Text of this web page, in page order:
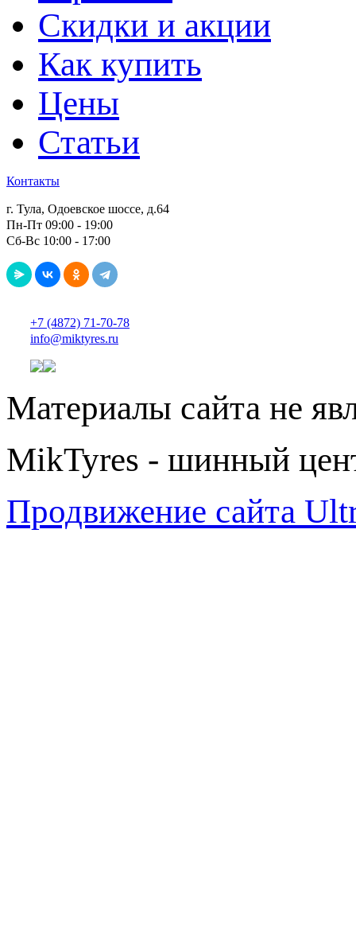
Скидки и акции
Как купить
Цены
Статьи
Контакты
г. Тула, Одоевское шоссе, д.64
Пн-Пт 09:00 - 19:00
Сб-Вс 10:00 - 17:00
+7 (4872) 71-70-78
info@miktyres.ru
Материалы сайта не
MikTyres - шинный
Продвижение сайта